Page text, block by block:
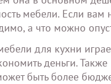
мебели. Если
а что можно
для кухни
деньги.
быть более